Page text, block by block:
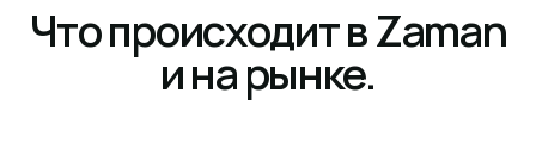
Что происходит в Zaman
и на рынке.